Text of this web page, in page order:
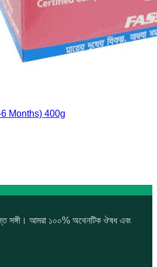
Months) 400g
সঙ্গী। আমরা ১০০% অথেনটিক ঔষধ এবং